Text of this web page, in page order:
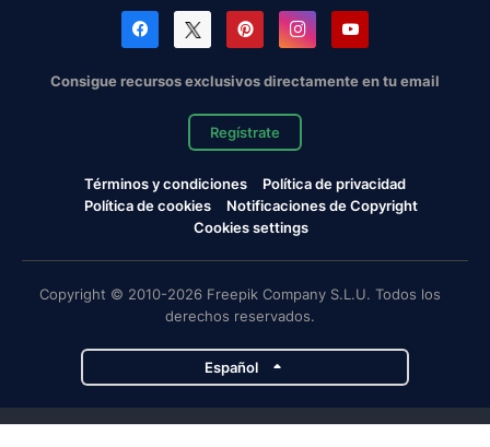
Consigue recursos exclusivos directamente en tu email
Regístrate
Términos y condiciones
Política de privacidad
Política de cookies
Notificaciones de Copyright
Cookies settings
Copyright © 2010-2026 Freepik Company S.L.U. Todos los
derechos reservados.
Español